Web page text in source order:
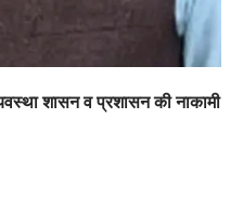
शासन व प्रशासन की नाकामी